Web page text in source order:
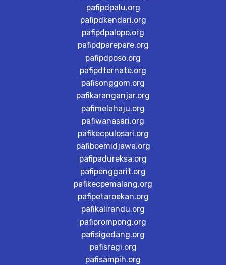
pafipdpalu.org
pafipdkendari.org
pafipdpalopo.org
pafipdparepare.org
pafipdposo.org
pafipdternate.org
pafisonggom.org
pafikaranganjar.org
pafimelahaju.org
pafiwanasari.org
pafikecpulosari.org
pafiboemidjawa.org
pafipadureksa.org
pafipenggarit.org
pafikecpemalang.org
pafipetaroekan.org
pafikalirandu.org
pafiprompong.org
pafisigedang.org
pafisragi.org
pafisampih.org